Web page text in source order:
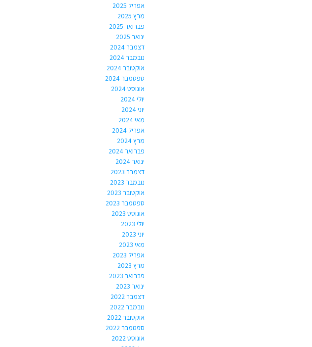
אפריל 2025
מרץ 2025
פברואר 2025
ינואר 2025
דצמבר 2024
נובמבר 2024
אוקטובר 2024
ספטמבר 2024
אוגוסט 2024
יולי 2024
יוני 2024
מאי 2024
אפריל 2024
מרץ 2024
פברואר 2024
ינואר 2024
דצמבר 2023
נובמבר 2023
אוקטובר 2023
ספטמבר 2023
אוגוסט 2023
יולי 2023
יוני 2023
מאי 2023
אפריל 2023
מרץ 2023
פברואר 2023
ינואר 2023
דצמבר 2022
נובמבר 2022
אוקטובר 2022
ספטמבר 2022
אוגוסט 2022